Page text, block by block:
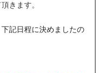
きます。
記日程に決めましたの